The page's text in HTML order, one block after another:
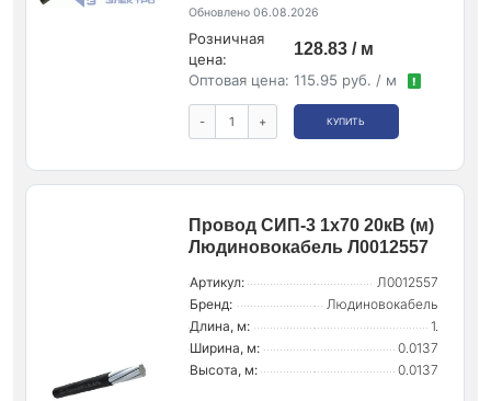
Обновлено 06.08.2026
Розничная
цена:
128.83 / м
Оптовая цена: 115.95 руб. / м !
- + КУПИТЬ
Провод СИП-3 1х70 20кВ (м)
Людиновокабель Л0012557
Артикул:
Л0012557
Бренд:
Людиновокабель
Длина, м:
1.
Ширина, м:
0.0137
Высота, м:
0.0137